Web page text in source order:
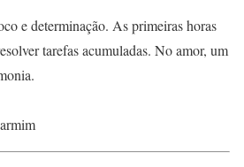
e determinação. As primeiras horas
tarefas acumuladas. No amor, um